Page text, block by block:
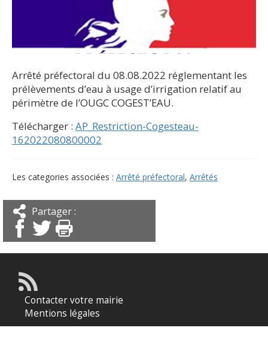
Arrêté préfectoral du 08.08.2022 réglementant les
prélèvements d’eau à usage d’irrigation relatif au
périmètre de l’OUGC COGEST’EAU.
Télécharger : AP_Restriction-Cogesteau-
162022080800002
Les categories associées : Arrêté préfectoral, Arrêtés
Partager :
Contacter votre mairie
Mentions légales